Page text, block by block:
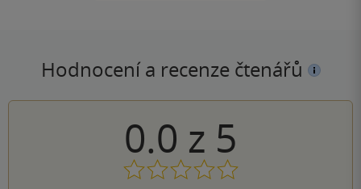
Hodnocení a recenze čtenářů
0.0 z 5